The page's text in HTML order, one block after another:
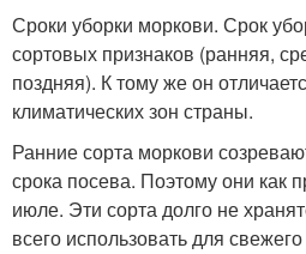
Сроки уборки моркови. Срок
сортовых признаков (ранняя,
поздняя). К тому же он
климатических зон страны.
Ранние сорта моркови
срока посева. Поэтому они как
июле. Эти сорта долго не
всего использовать для